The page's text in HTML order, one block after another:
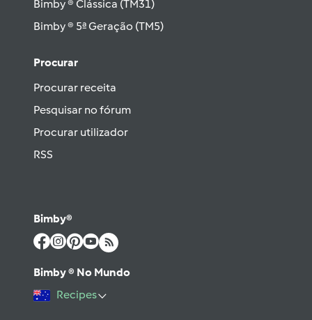
Bimby ® Clássica (TM31)
Bimby ® 5ª Geração (TM5)
Procurar
Procurar receita
Pesquisar no fórum
Procurar utilizador
RSS
Bimby®
Bimby ® No Mundo
Recipes